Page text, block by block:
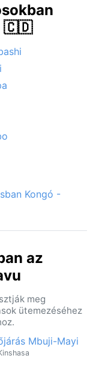
🇨🇩
Kongó -
az
meg
ütemezéséhez
Mbuji-Mayi